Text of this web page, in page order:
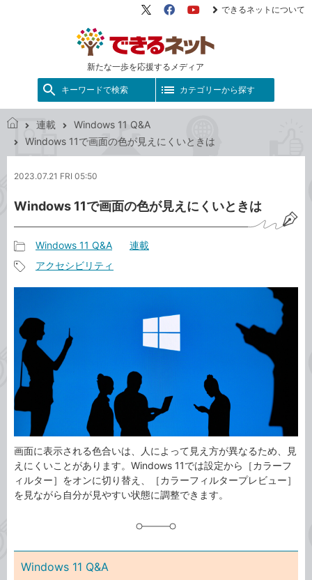
新たな一歩を応援するメディア
X（旧
FacebookYouTube
できるネットについて
キーワードで検索 カテゴリーから探す
で
ネ
ト
連載
Windows 11 Q&A
Windows 11で画面の色が見えにくいときは
2023.07.21 FRI 05:50
Windows 11で画面の色が見えにくいときは
事
カ
ゴ
リ
Windows 11 Q&A 連載
アクセシビリティ
画面に表示される色合いは、人によって見え方が異なるため、見
えにくいことがあります。Windows 11では設定から［カラーフ
ィルター］をオンに切り替え、［カラーフィルタープレビュー］
を見ながら自分が見やすい状態に調整できます。
Windows 11 Q&A